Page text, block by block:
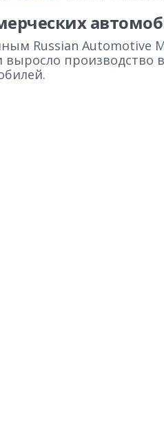
Russian Automotive
выросло производство